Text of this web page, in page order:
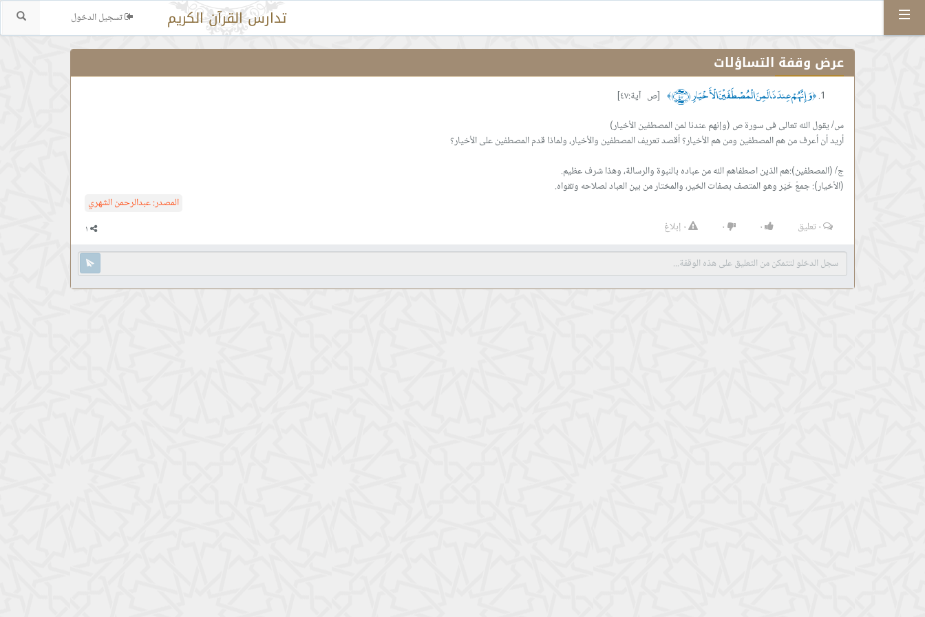
تسجيل الدخول تدارس القرآن الكريم
عرض وقفة التساؤلات
﴿وَإِنَّهُمْ عِندَنَا لَمِنَ الْمُصْطَفَيْنَ الْأَخْيَارِ ﴿٤٧﴾ ﴾
[ص آية:٤٧]
(الأخيار): جمعُ خَيّر وهو المتصف بصفات الخير، والمختار من بين العباد لصلاحه وتقواه.
المصدر:عبدالرحمن الشهري
٠تعليق ٠ ٠ ٠ إبلاغ